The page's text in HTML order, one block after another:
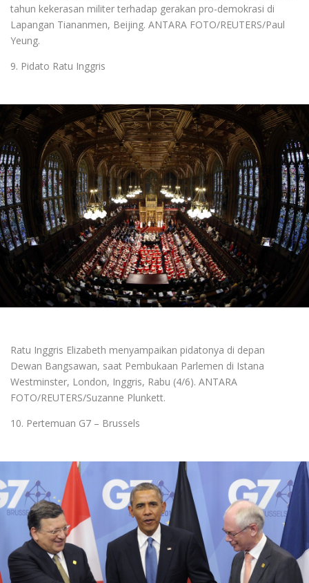
tahun kekerasan militer terhadap gerakan pro-demokrasi di
Lapangan Tiananmen, Beijing. ANTARA FOTO/REUTERS/Paul
Yeung.
9. Pidato Ratu Inggris
Ratu Inggris Elizabeth menyampaikan pidatonya di depan
Dewan Bangsawan, saat Pembukaan Parlemen di Istana
Westminster, London, Inggris, Rabu (4/6). ANTARA
FOTO/REUTERS/Suzanne Plunkett.
10. Pertemuan G7 – Brussels